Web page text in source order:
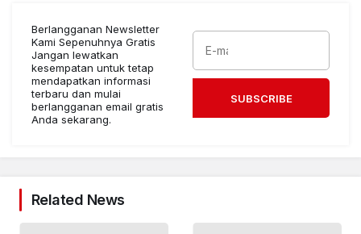
Berlangganan Newsletter
Kami Sepenuhnya Gratis
Jangan lewatkan
kesempatan untuk tetap
mendapatkan informasi
terbaru dan mulai
berlangganan email gratis
Anda sekarang.
SUBSCRIBE
Related News